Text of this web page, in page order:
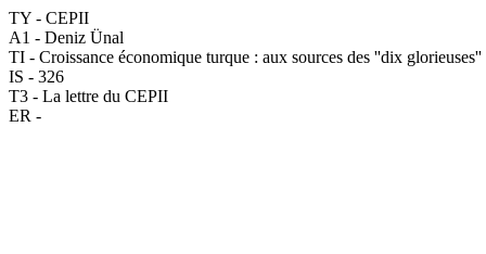
TY - CEPII
A1 - Deniz Ünal
TI - Croissance économique turque : aux sources des ''dix glorieuses''
IS - 326
T3 - La lettre du CEPII
ER -